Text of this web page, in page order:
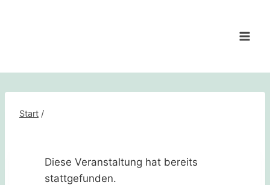
Start /
Diese Veranstaltung hat bereits
stattgefunden.